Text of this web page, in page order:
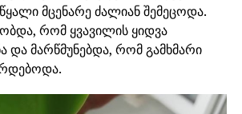
მცენარე ძალიან შემეცოდა.
რომ ყვავილის ყიდვა
და მარწმუნებდა, რომ გამხმარი